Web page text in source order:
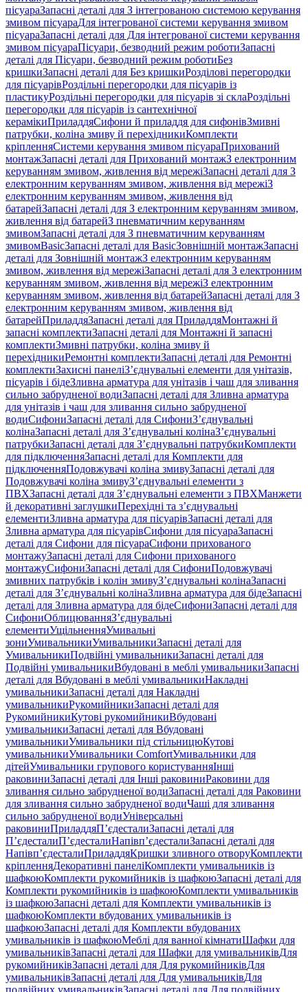
пісуараЗапасні деталі для З інтегрованою системою керування
змивом пісуараДля інтегрованої системи керування змивом
пісуараЗапасні деталі для Для інтегрованої системи керування
змивом пісуараПісуари, безводний режим роботиЗапасні
деталі для Пісуари, безводний режим роботиБез
кришкиЗапасні деталі для Без кришкиРозділові перегородки
для пісуарівРоздільні перегородки для пісуарів із
пластикуРоздільні перегородки для пісуарів зі склаРоздільні
перегородки для пісуарів із сантехнічної
керамікиПриладдяСифони й приладдя для сифонівЗмивні
патрубки, коліна змиву й перехідникиКомплекти
кріпленняСистеми керування змивом пісуараПрихований
монтажЗапасні деталі для Прихований монтажЗ електронним
керуванням змивом, живлення від мережіЗапасні деталі для З
електронним керуванням змивом, живлення від мережіЗ
електронним керуванням змивом, живлення від
батарейЗапасні деталі для З електронним керуванням змивом,
живлення від батарейЗ пневматичним керуванням
змивомЗапасні деталі для З пневматичним керуванням
змивомBasicЗапасні деталі для BasicЗовнішній монтажЗапасні
деталі для Зовнішній монтажЗ електронним керуванням
змивом, живлення від мережіЗапасні деталі для З електронним
керуванням змивом, живлення від мережіЗ електронним
керуванням змивом, живлення від батарейЗапасні деталі для З
електронним керуванням змивом, живлення від
батарейПриладдяЗапасні деталі для ПриладдяМонтажні й
запасні комплектиЗапасні деталі для Монтажні й запасні
комплектиЗмивні патрубки, коліна змиву й
перехідникиРемонтні комплектиЗапасні деталі для Ремонтні
комплектиЗахисні панеліЗ’єднувальні елементи для унітазів,
пісуарів і бідеЗливна арматура для унітазів і чаш для зливання
сильно забрудненої водиЗапасні деталі для Зливна арматура
для унітазів і чаш для зливання сильно забрудненої
водиСифониЗапасні деталі для СифониЗ’єднувальні
колінаЗапасні деталі для З’єднувальні колінаЗ’єднувальні
патрубкиЗапасні деталі для З’єднувальні патрубкиКомплекти
для підключенняЗапасні деталі для Комплекти для
підключенняПодовжувачі коліна змивуЗапасні деталі для
Подовжувачі коліна змивуЗ’єднувальні елементи з
ПВХЗапасні деталі для З’єднувальні елементи з ПВХМанжети
й декоративні заглушкиПерехідні та з’єднувальні
елементиЗливна арматура для пісуарівЗапасні деталі для
Зливна арматура для пісуарівСифони для пісуараЗапасні
деталі для Сифони для пісуараСифони прихованого
монтажуЗапасні деталі для Сифони прихованого
монтажуСифониЗапасні деталі для СифониПодовжувачі
змивних патрубків і колін змивуЗ’єднувальні колінаЗапасні
деталі для З’єднувальні колінаЗливна арматура для бідеЗапасні
деталі для Зливна арматура для бідеСифониЗапасні деталі для
СифониОблицюванняЗ’єднувальні
елементиУщільненняУмивальні
зониУмивальникиУмивальникиЗапасні деталі для
УмивальникиПодвійні умивальникиЗапасні деталі для
Подвійні умивальникиВбудовані в меблі умивальникиЗапасні
деталі для Вбудовані в меблі умивальникиНакладні
умивальникиЗапасні деталі для Накладні
умивальникиРукомийникиЗапасні деталі для
РукомийникиКутові рукомийникиВбудовані
умивальникиЗапасні деталі для Вбудовані
умивальникиУмивальники під стільницюКутові
умивальникиУмивальники ComfortУмивальники для
дітейУмивальники групового користуванняІнші
раковиниЗапасні деталі для Інші раковиниРаковини для
зливання сильно забрудненої водиЗапасні деталі для Раковини
для зливання сильно забрудненої водиЧаші для зливання
сильно забрудненої водиУніверсальні
раковиниПриладдяП’єдесталиЗапасні деталі для
П’єдесталиП’єдесталиНапівп’єдесталиЗапасні деталі для
Напівп’єдесталиПриладдяКришки зливного отворуКомплекти
кріпленняДекоративні панеліКомплекти умивальників із
шафкоюКомплекти рукомийників із шафкоюЗапасні деталі для
Комплекти рукомийників із шафкоюКомплекти умивальників
із шафкоюЗапасні деталі для Комплекти умивальників із
шафкоюКомплекти вбудованих умивальників із
шафкоюЗапасні деталі для Комплекти вбудованих
умивальників із шафкоюМеблі для ванної кімнатиШафки для
умивальниківЗапасні деталі для Шафки для умивальниківДля
рукомийниківЗапасні деталі для Для рукомийниківДля
умивальниківЗапасні деталі для Для умивальниківДля
подвійних умивальниківЗапасні деталі для Для подвійних